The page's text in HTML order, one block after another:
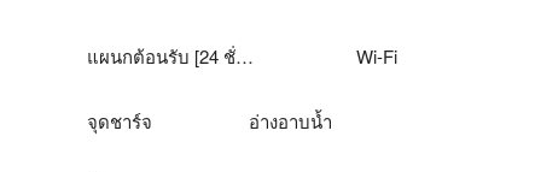
息方案立刻查看⬇︎
แผนกต้อนรับ [24 ชั่วโมง] Wi-Fi
จุดชาร์จ อ่างอาบน้ำ